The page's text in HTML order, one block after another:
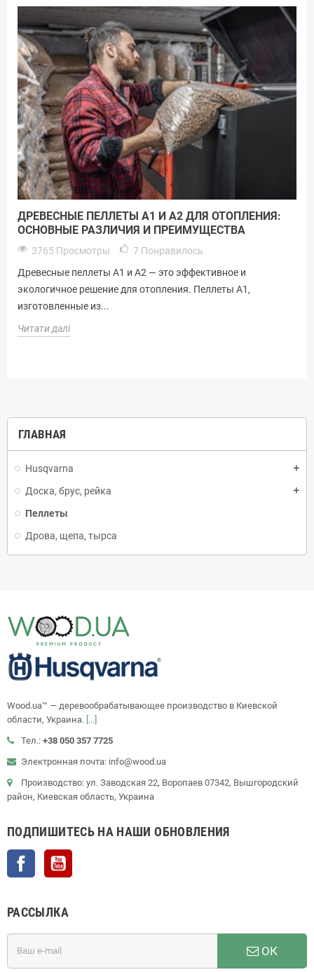
ГЛАВНАЯ
Husqvarna add
Доска, брус, рейка add
Пеллеты
Дрова, щепа, тырса
ДРЕВЕСНЫЕ ПЕЛЛЕТЫ A1 И A2 ДЛЯ ОТОПЛЕНИЯ:
ОСНОВНЫЕ РАЗЛИЧИЯ И ПРЕИМУЩЕСТВА
3765 Просмотры 7 Понравилось
Древесные пеллеты A1 и A2 — это эффективное и
экологичное решение для отопления. Пеллеты A1,
изготовленные из...
Читати далі
Wood.ua™ — деревообрабатывающее производство в Киевской
области, Украина. [...]
Тел.: +38 050 357 7725
Электронная почта: info@wood.ua
Производство: ул. Заводская 22, Воропаев 07342, Вышгородский
район, Киевская область, Украина
ПОДПИШИТЕСЬ НА НАШИ ОБНОВЛЕНИЯ
Facebook
РАССЫЛКА
ОК